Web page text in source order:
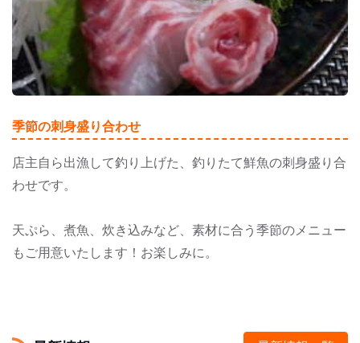
季節の刺身盛り合わせ
店主自ら出漁して釣り上げた、釣りたて鮮魚の刺身盛り合
わせです。
天ぷら、煮魚、炊き込みなど、素材に合う季節のメニュー
もご用意いたします！お楽しみに。